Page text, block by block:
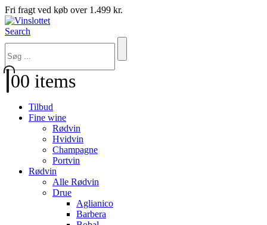
Fri fragt ved køb over 1.499 kr.
Search
00 items
Tilbud
Fine wine
Rødvin
Hvidvin
Champagne
Portvin
Rødvin
Alle Rødvin
Drue
Aglianico
Barbera